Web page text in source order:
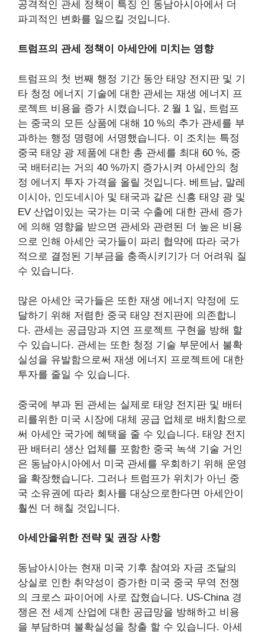
공격적인 관세 정책이 특징 인 동남아시아에서 더
파괴적인 변화를 일으킬 것입니다.
트럼프의 관세 정책이 아세안에 미치는 영향
트럼프의 첫 번째 행정 기간 동안 태양 전지판 및 기
타 청정 에너지 기술에 대한 관세는 재생 에너지 프
로젝트 비용을 증가 시켰습니다. 2 월 1 일, 트럼프
는 중국의 모든 상품에 대해 10 %의 추가 관세를 부
과하는 행정 명령에 서명했습니다. 이 조치는 특정
중국 태양 광 제품에 대한 총 관세를 최대 60 %, 중
국 배터리는 거의 40 %까지 증가시켜 아세안의 청
정 에너지 투자 가격을 올릴 것입니다. 베트남, 말레
이시아, 인도네시아 및 태국과 같은 신흥 태양 광 및
EV 산업이있는 국가는 미국 수출에 대한 관세 증가
에 의해 영향을 받으면 관세와 관련된 더 높은 비용
으로 인해 아세안 국가들이 파리 협약에 따라 국가
적으로 결정된 기부금을 충족시키기가 더 어려워 질
수 있습니다.
많은 아세안 국가들은 또한 재생 에너지 약정에 도
달하기 위해 저렴한 중국 태양 전지판에 의존합니
다. 관세는 공급망과 지연 프로젝트 구현을 방해 할
수 있습니다. 관세는 또한 청정 기술 부문에서 불확
실성을 유발함으로써 재생 에너지 프로젝트에 대한
투자를 줄일 수 있습니다.
중국에 부과 된 관세는 실제로 태양 전지판 및 배터
리를위한 미국 시장에 대체 공급 업체로 배치함으로
써 아세안 국가에 혜택을 줄 수 있습니다. 태양 전지
판 배터리 생산 업체를 포함한 중국 녹색 기술 거인
은 동남아시아에서 미국 관세를 우회하기 위해 운영
을 확장했습니다. 그러나 트럼프가 위치가 아닌 중
국 소유권에 따라 회사를 대상으로한다면 아세안이
훨씬 더 해칠 것입니다.
아세안을위한 전략 및 권장 사항
동남아시아는 현재 미국 기후 참여와 자금 조달의
상실로 인한 취약성이 증가한 미국 중국 무역 전쟁
의 크로스 파이어에 사로 잡혔습니다. US-China 경
쟁은 전 세계 산업에 대한 공급망을 방해하고 비용
을 부담하며 불확실성을 창출 할 수 있습니다. 아세